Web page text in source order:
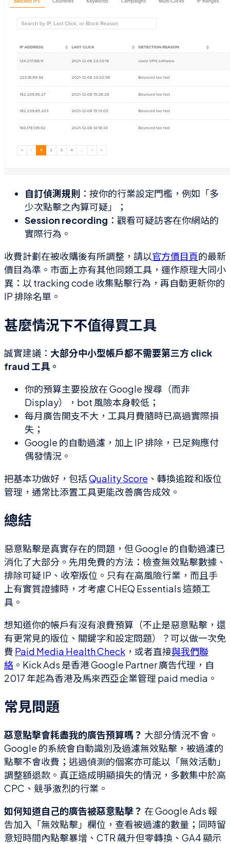
自訂偵測規則 ：按你的行業設定門檻，例如「多
少次點擊之內算可疑」；
Session recording ：觀看可疑訪客在你網站的
實際行為。
收費計劃在被收購後有所調整，請以官方價目頁的最新
價目為準。市面上亦有其他同類工具，運作原理大同小
異：以 tracking code 收集點擊行為，再自動更新你的
IP 排除名單。
甚麼情況下不值得買工具
誠實建議： 大部分中小型帳戶都不需要第三方 click
fraud 工具。
你的預算主要投放在 Google 搜尋（而非
Display），bot 風險本身較低；
每月廣告開支不大，工具月費隨時已高過實際損
失；
Google 的自動過濾，加上 IP 排除，已足夠應付
偶發情況。
把基本功做好，包括Quality Score 、轉換追蹤和版位
管理，通常比添置工具更能改善廣告成效。
總結
惡意點擊是真實存在的問題，但 Google 的自動過濾已
消化了大部分。先用免費的方法：檢查無效點擊數據、
排除可疑 IP、收窄版位。只有在高風險行業，而且手
上有實質證據時，才考慮 CHEQ Essentials 這類工
具。
想知道你的帳戶有沒有浪費預算（不止是惡意點擊，還
有更常見的版位、關鍵字和設定問題）？可以做一次免
費 Paid Media Health Check ，或者直接與我們聯
絡 。Kick Ads 是香港 Google Partner 廣告代理，自
2017 年起為香港及馬來西亞企業管理 paid media。
常見問題
惡意點擊會耗盡我的廣告預算嗎？ 大部分情況不會。
Google 的系統會自動識別及過濾無效點擊，被過濾的
點擊不會收費；逃過偵測的個案亦可能以「無效活動」
調整額退款。真正造成明顯損失的情況，多數集中於高
CPC、競爭激烈的行業。
如何知道自己的廣告被惡意點擊？ 在 Google Ads 報
告加入「無效點擊」欄位，查看被過濾的數量；同時留
意短時間內點擊暴增、CTR 飆升但零轉換、GA4 顯示